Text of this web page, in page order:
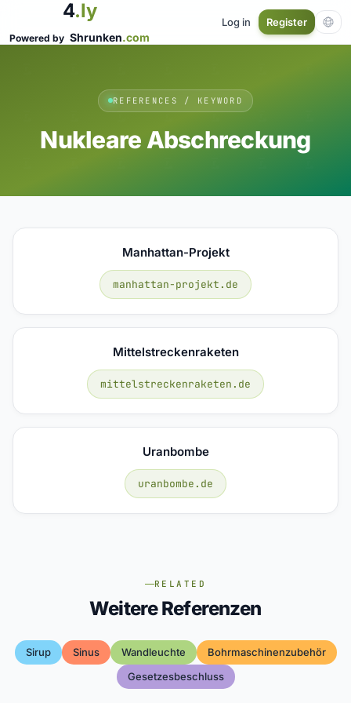
4.ly
Powered by Shrunken.com
Log in Register
REFERENCES / KEYWORD
Nukleare Abschreckung
Manhattan-Projekt
manhattan-projekt.de
Mittelstreckenraketen
mittelstreckenraketen.de
Uranbombe
uranbombe.de
RELATED
Weitere Referenzen
Sirup Sinus Wandleuchte
Bohrmaschinenzubehör
Gesetzesbeschluss